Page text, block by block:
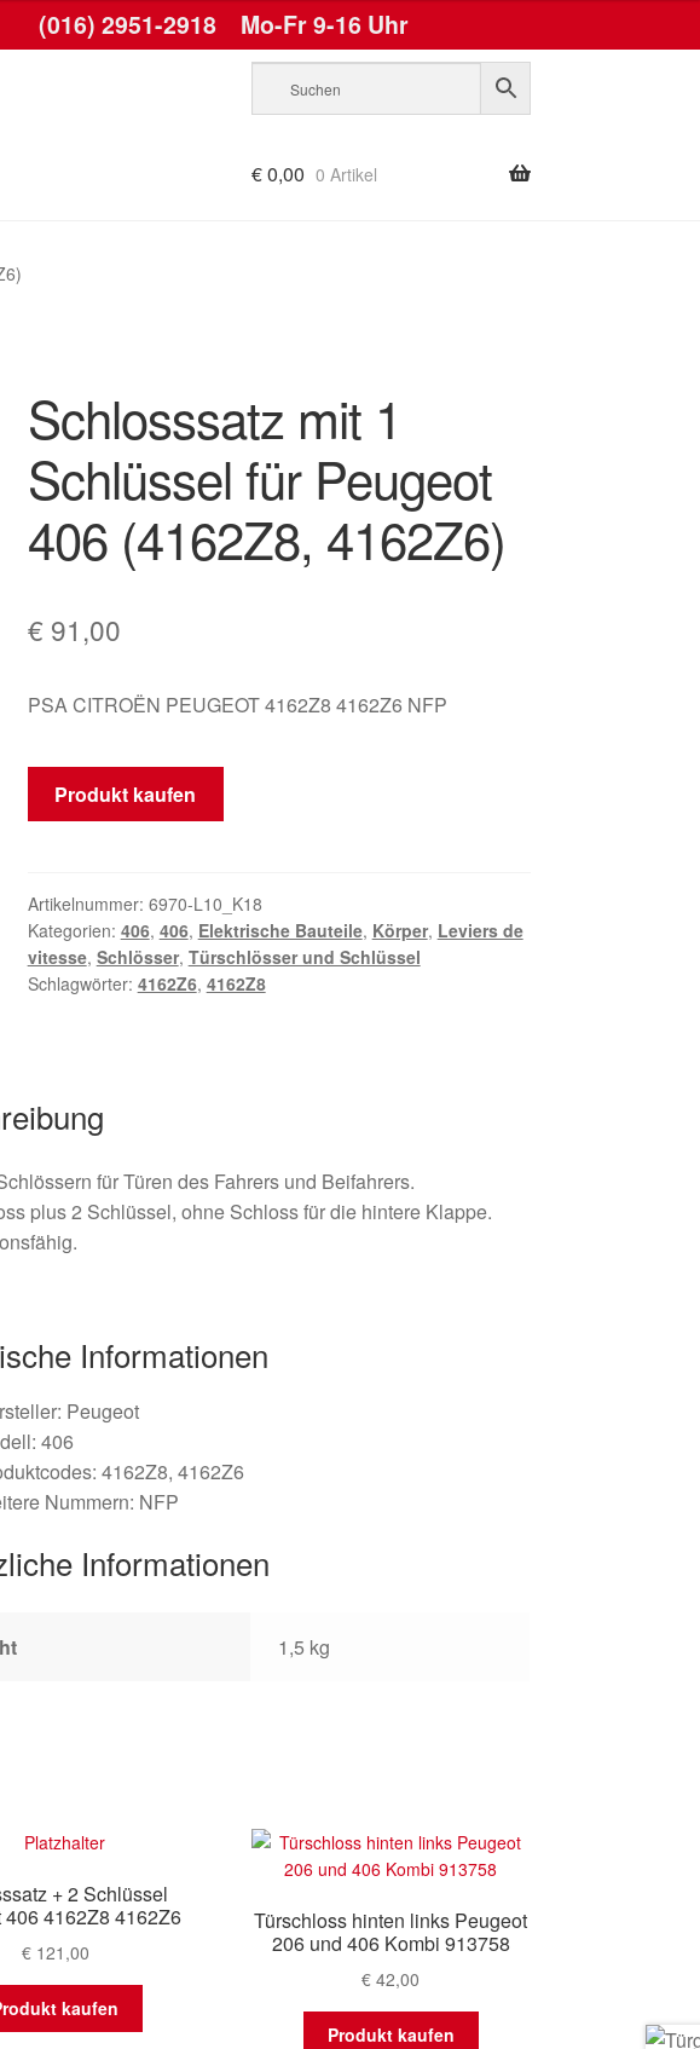
(016) 2951-2918Mo-Fr 9-16 Uhr
€0,00 0 Artikel
Schlosssatz mit 1
Schlüssel für Peugeot
406 (4162Z8, 4162Z6)
€ 91,00
PSA CITROËN PEUGEOT 4162Z8 4162Z6 NFP
Produkt kaufen
Artikelnummer: 6970-L10_K18
Kategorien: 406, 406, Elektrische Bauteile, Körper, Leviers de
vitesse, Schlösser, Türschlösser und Schlüssel
Schlagwörter: 4162Z6, 4162Z8
für Türen des Fahrers und Beifahrers.
plus 2 Schlüssel, ohne Schloss für die hintere Klappe.
Informationen
Peugeot
406
4162Z8, 4162Z6
Nummern: NFP
Informationen
1,5 kg
+ 2 Schlüssel
406 4162Z8 4162Z6
€121,00
kaufen
Türschloss hinten links Peugeot
206 und 406 Kombi 913758
€ 42,00
Produkt kaufen